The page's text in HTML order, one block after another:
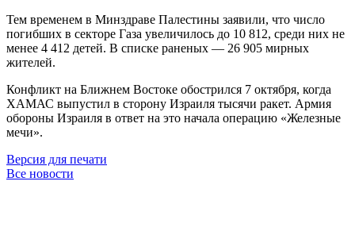
Тем временем в Минздраве Палестины заявили, что число
погибших в секторе Газа увеличилось до 10 812, среди них не
менее 4 412 детей. В списке раненых — 26 905 мирных
жителей.
Конфликт на Ближнем Востоке обострился 7 октября, когда
ХАМАС выпустил в сторону Израиля тысячи ракет. Армия
обороны Израиля в ответ на это начала операцию «Железные
мечи».
Версия для печати
Все новости